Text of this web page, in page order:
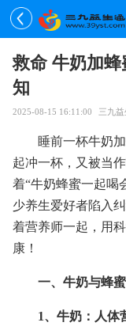
救命 牛奶加
知
2025-08-15 16:11:00 三九益
睡前一杯牛奶
起冲一杯，又被当
着“牛奶蜂蜜一起喝
少养生爱好者陷入
着营养师一起，用
康！
一、牛奶与蜂
1、牛奶：人体